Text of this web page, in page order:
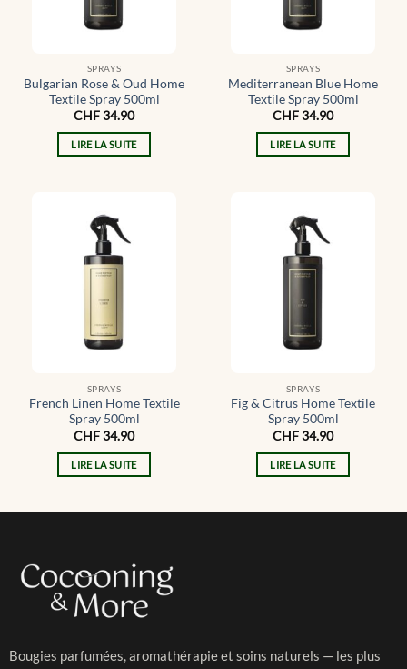
SPRAYS
Bulgarian Rose & Oud Home
Textile Spray 500ml
CHF34.90
LIRE LA SUITE
SPRAYS
Mediterranean Blue Home
Textile Spray 500ml
CHF34.90
LIRE LA SUITE
SPRAYS
French Linen Home Textile
Spray 500ml
CHF34.90
LIRE LA SUITE
SPRAYS
Fig & Citrus Home Textile
Spray 500ml
CHF34.90
LIRE LA SUITE
Bougies parfumées, aromathérapie et soins naturels — les plus